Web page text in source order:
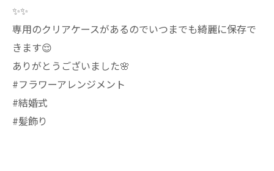
✨️✨️
専用のクリアケースがあるのでいつまでも綺麗に保存で
きます😌
ありがとうございました🌸
#フラワーアレンジメント
#結婚式
#髪飾り